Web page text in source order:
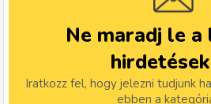
Ne maradj le a
Iratkozz fel, hogy jelezni tudjunk
ebben a